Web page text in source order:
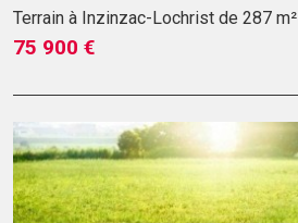
Terrain à Inzinzac-Lochrist de 287 m²
75 900 €